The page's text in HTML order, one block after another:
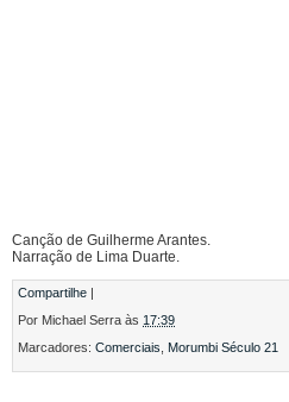
Canção de Guilherme Arantes.
Narração de Lima Duarte.
Compartilhe |
Por Michael Serra às 17:39
Marcadores: Comerciais Morumbi Século 21